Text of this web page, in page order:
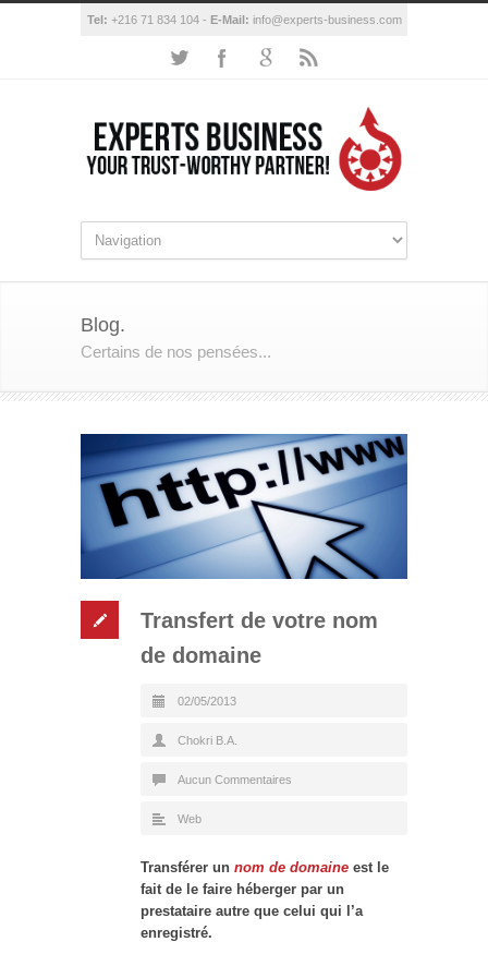
Tel: +216 71 834 104 - E-Mail: info@experts-business.com
Blog.
Certains de nos pensées...
Transfert de votre nom
de domaine
02/05/2013
Chokri B.A.
Aucun Commentaires
Web
Transférer un nom de domaine est le
fait de le faire héberger par un
prestataire autre que celui qui l’a
enregistré.